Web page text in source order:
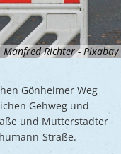
Richter - Pixabay
Gönheimer Weg
Gehweg und
und Mutterstadter
Straße.